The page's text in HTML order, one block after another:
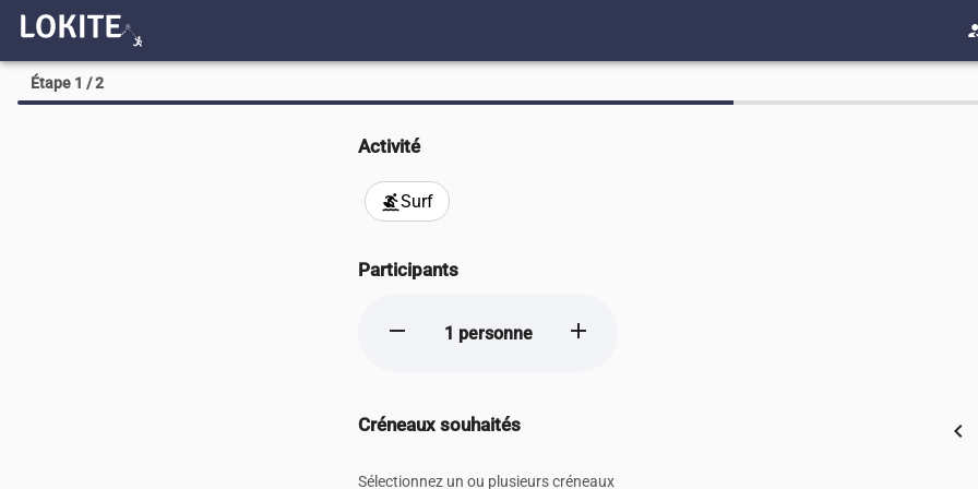
Étape 1 / 2
Activité
surfingSurf
Participants
remove 1 personne add
Créneaux souhaités chevron_left
Sélectionnez un ou plusieurs créneaux